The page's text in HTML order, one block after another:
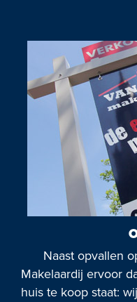
Naast opvallen
Makelaardij ervoor
huis te koop staat: